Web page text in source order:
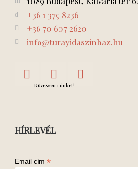
+36 1 379 8236
+36 70 607 2620
info@turayidaszinhaz.hu
Kövessen minket!
HÍRLEVÉL
Email cím *